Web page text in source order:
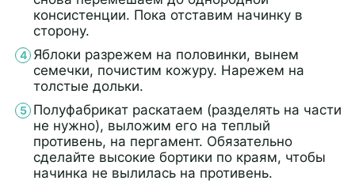
консистенции. Пока отставим начинку в
сторону.
Яблоки разрежем на половинки, вынем
семечки, почистим кожуру. Нарежем на
толстые дольки.
Полуфабрикат раскатаем (разделять на части
не нужно), выложим его на теплый
противень, на пергамент. Обязательно
сделайте высокие бортики по краям, чтобы
начинка не вылилась на противень.